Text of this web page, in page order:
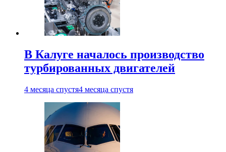
В Калуге началось производство
турбированных двигателей
4 месяца спустя4 месяца спустя